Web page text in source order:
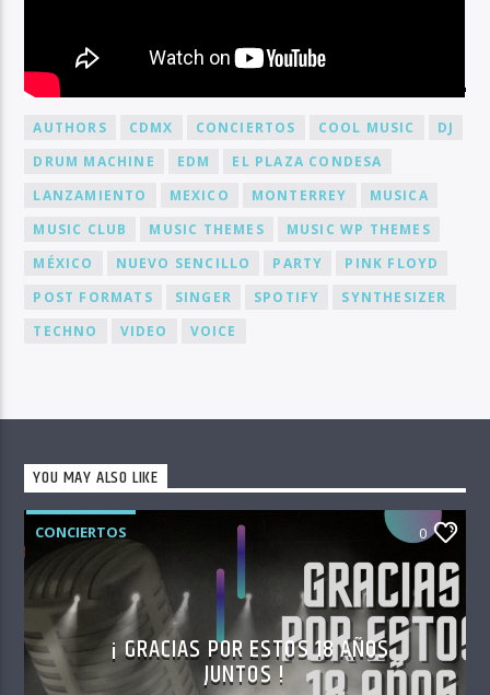
BY TAG
AUTHORS CDMX CONCIERTOS COOL MUSIC
DJ
DRUM MACHINE
EDM
EL PLAZA CONDESA
LANZAMIENTO
MEXICO MONTERREY
MUSICA
MUSIC CLUB
MUSIC THEMES
MUSIC WP THEMES
MÉXICO
NUEVO SENCILLO PARTY
PINK FLOYD
POST FORMATS
SINGER SPOTIFY
SYNTHESIZER
TECHNO
VIDEO VOICE
YOU MAY ALSO LIKE
CONCIERTOS 0
¡ GRACIAS POR ESTOS 18 AÑOS
JUNTOS !